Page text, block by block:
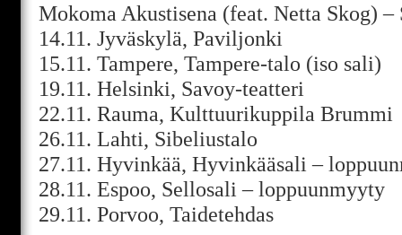
Mokoma Akustisena (feat. Netta Skog) –
14.11. Jyväskylä, Paviljonki
15.11. Tampere, Tampere-talo (iso sali)
19.11. Helsinki, Savoy-teatteri
22.11. Rauma, Kulttuurikuppila Brummi
26.11. Lahti, Sibeliustalo
27.11. Hyvinkää, Hyvinkääsali –
28.11. Espoo, Sellosali – loppuunmyyty
29.11. Porvoo, Taidetehdas